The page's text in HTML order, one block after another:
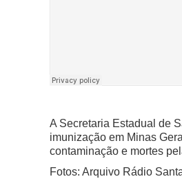
A Secretaria Estadual de
imunização em Minas
contaminação e mortes
Fotos: Arquivo Rádio